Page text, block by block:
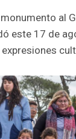
al
este 17 de